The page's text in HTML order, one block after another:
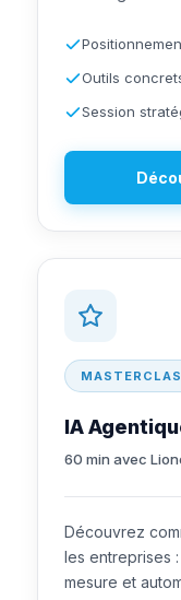
Outils
Session
IA
60 min avec
Découvrez
les entreprises
mesure et